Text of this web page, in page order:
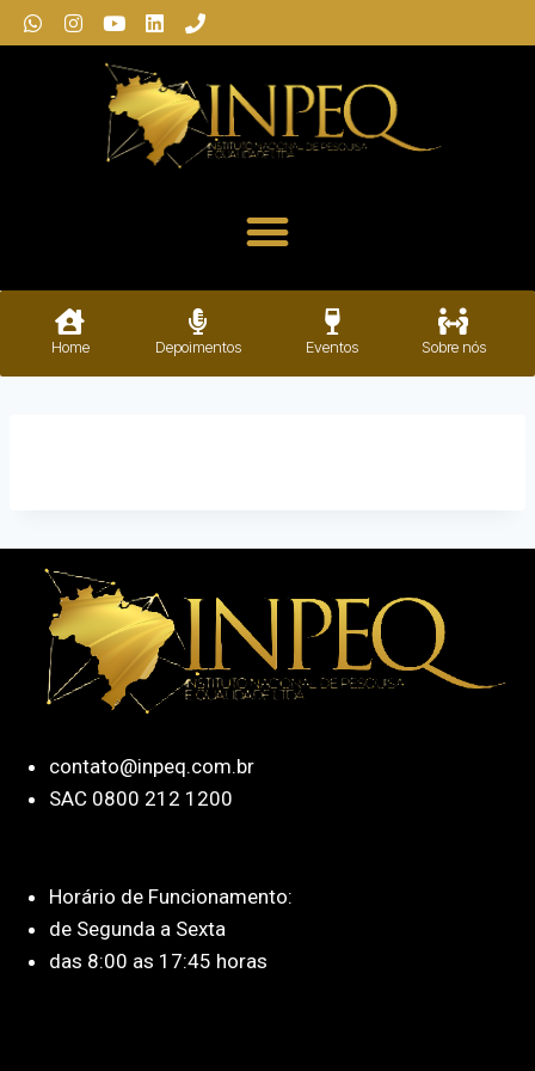
Home Depoimentos Eventos Sobre nós
contato@inpeq.com.br
SAC 0800 212 1200
Horário de Funcionamento:
de Segunda a Sexta
das 8:00 as 17:45 horas